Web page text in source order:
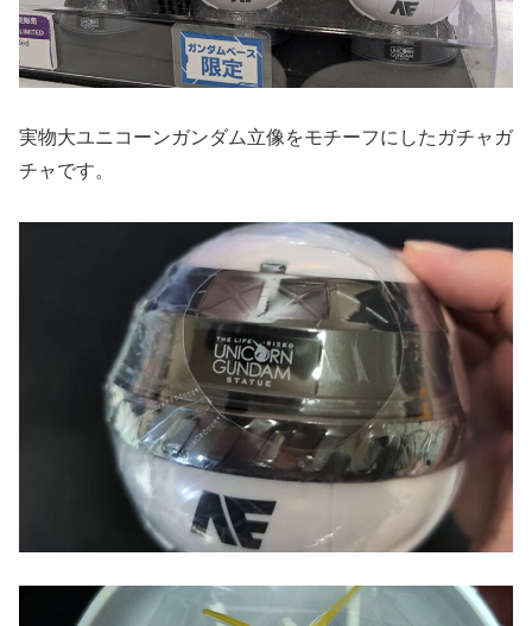
実物大ユニコーンガンダム立像をモチーフにしたガチャガ
チャです。